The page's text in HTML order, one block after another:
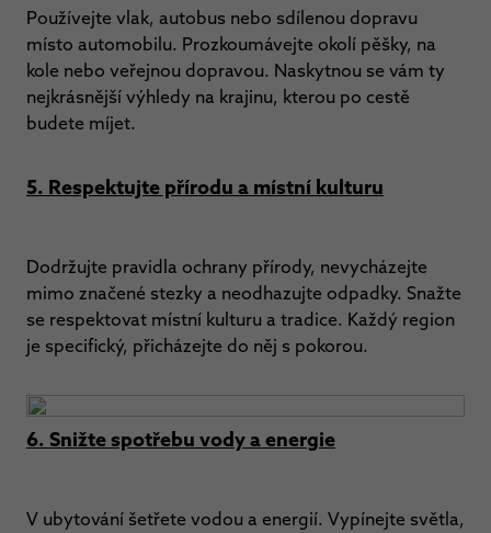
Používejte vlak, autobus nebo sdílenou dopravu
místo automobilu. Prozkoumávejte okolí pěšky, na
kole nebo veřejnou dopravou. Naskytnou se vám ty
nejkrásnější výhledy na krajinu, kterou po cestě
budete míjet.
5. Respektujte přírodu a místní kulturu
Dodržujte pravidla ochrany přírody, nevycházejte
mimo značené stezky a neodhazujte odpadky. Snažte
se respektovat místní kulturu a tradice. Každý region
je specifický, přicházejte do něj s pokorou.
6. Snižte spotřebu vody a energie
V ubytování šetřete vodou a energií. Vypínejte světla,